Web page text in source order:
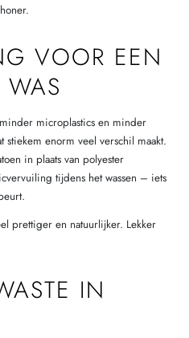
VOOR EEN
WAS
microplastics en minder
stiekem enorm veel verschil maakt.
in plaats van polyester
tijdens het wassen – iets
prettiger en natuurlijker. Lekker
IN